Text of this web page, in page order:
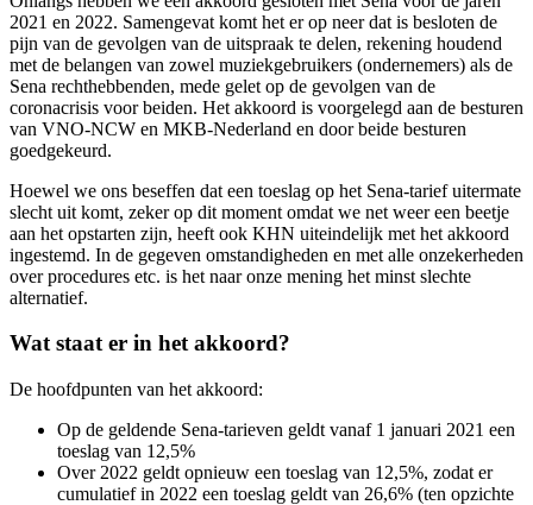
2021 en 2022. Samengevat komt het er op neer dat is besloten de
pijn van de gevolgen van de uitspraak te delen, rekening houdend
met de belangen van zowel muziekgebruikers (ondernemers) als de
Sena rechthebbenden, mede gelet op de gevolgen van de
coronacrisis voor beiden. Het akkoord is voorgelegd aan de besturen
van VNO-NCW en MKB-Nederland en door beide besturen
goedgekeurd.
Hoewel we ons beseffen dat een toeslag op het Sena-tarief uitermate
slecht uit komt, zeker op dit moment omdat we net weer een beetje
aan het opstarten zijn, heeft ook KHN uiteindelijk met het akkoord
ingestemd. In de gegeven omstandigheden en met alle onzekerheden
over procedures etc. is het naar onze mening het minst slechte
alternatief.
Wat staat er in het akkoord?
De hoofdpunten van het akkoord:
Op de geldende Sena-tarieven geldt vanaf 1 januari 2021 een
toeslag van 12,5%
Over 2022 geldt opnieuw een toeslag van 12,5%, zodat er
cumulatief in 2022 een toeslag geldt van 26,6% (ten opzichte